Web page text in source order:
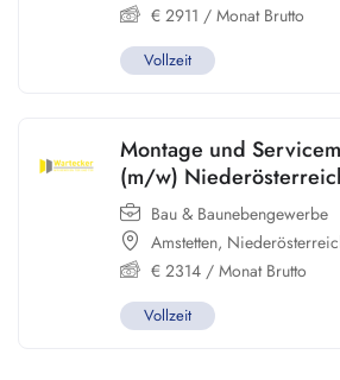
€ 2911 / Monat Brutto
Vollzeit
Montage und
(m/w)
Bau & Baunebengewerbe
Amstetten,
€ 2314 / Monat Brutto
Vollzeit